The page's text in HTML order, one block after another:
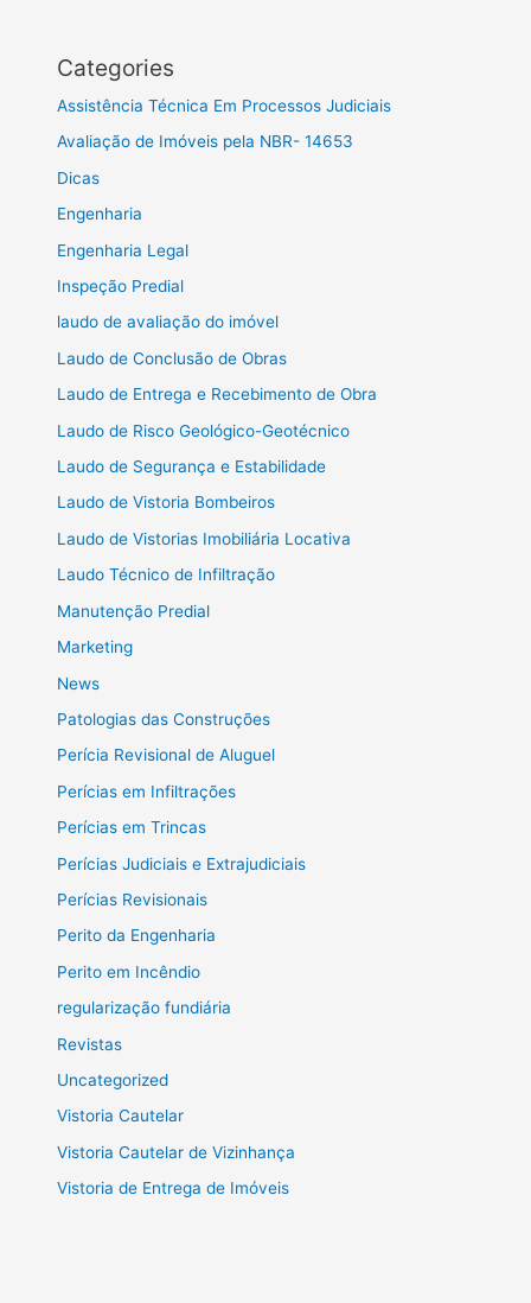
Categories
Assistência Técnica Em Processos Judiciais
Avaliação de Imóveis pela NBR- 14653
Dicas
Engenharia
Engenharia Legal
Inspeção Predial
laudo de avaliação do imóvel
Laudo de Conclusão de Obras
Laudo de Entrega e Recebimento de Obra
Laudo de Risco Geológico-Geotécnico
Laudo de Segurança e Estabilidade
Laudo de Vistoria Bombeiros
Laudo de Vistorias Imobiliária Locativa
Laudo Técnico de Infiltração
Manutenção Predial
Marketing
News
Patologias das Construções
Perícia Revisional de Aluguel
Perícias em Infiltrações
Perícias em Trincas
Perícias Judiciais e Extrajudiciais
Perícias Revisionais
Perito da Engenharia
Perito em Incêndio
regularização fundiária
Revistas
Uncategorized
Vistoria Cautelar
Vistoria Cautelar de Vizinhança
Vistoria de Entrega de Imóveis